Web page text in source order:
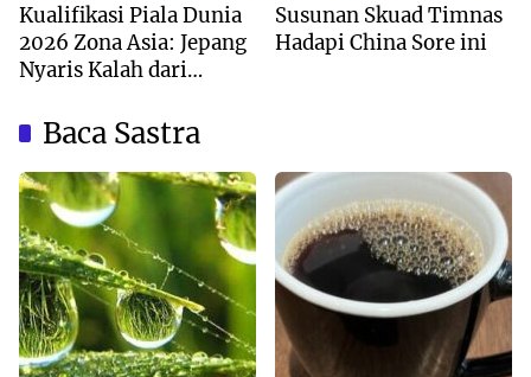
Kualifikasi Piala Dunia
2026 Zona Asia: Jepang
Nyaris Kalah dari
Susunan Skuad Timnas
Hadapi China Sore ini
Baca Sastra